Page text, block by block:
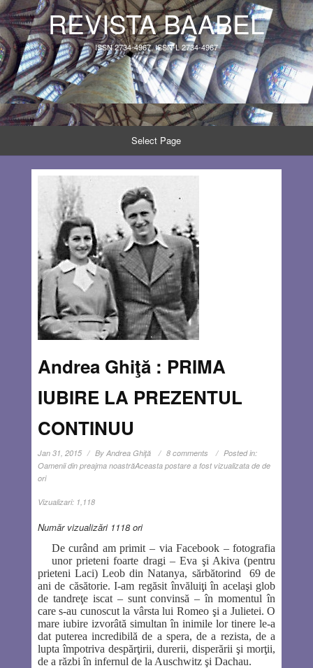
REVISTA BAABEL
ISSN 2734-4967, ISSN-L 2734-4967
Select Page
Andrea Ghiţă : PRIMA
IUBIRE LA PREZENTUL
CONTINUU
Jan 31, 2015 By Andrea Ghiţă 8 comments
Posted in:
Oamenii din preajma noastrăAceasta postare a fost vizualizata de de
ori
Vizualizari: 1,118
Număr vizualizări 1118 ori
De curând am primit – via Facebook – fotografia
unor prieteni foarte dragi – Eva şi Akiva (pentru
prieteni Laci) Leob din Natanya, sărbătorind
69 de
ani de căsătorie. I-am regăsit învăluiţi în acelaşi glob
de tandreţe iscat – sunt convinsă – în momentul în
care s-au cunoscut la vârsta lui Romeo şi a Julietei. O
mare iubire izvorâtă simultan în inimile lor tinere le-a
dat puterea incredibilă de a spera, de a rezista, de a
lupta împotriva despărţirii, durerii, disperării şi morţii,
de a răzbi în infernul de la Auschwitz şi Dachau.